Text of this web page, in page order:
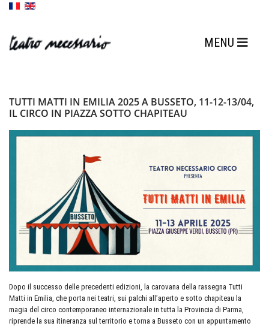
TUTTI MATTI IN EMILIA 2025 A BUSSETO, 11-12-13/04,
IL CIRCO IN PIAZZA SOTTO CHAPITEAU
Dopo il successo delle precedenti edizioni, la carovana della rassegna Tutti
Matti in Emilia, che porta nei teatri, sui palchi all’aperto e sotto chapiteau la
magia del circo contemporaneo internazionale in tutta la Provincia di Parma,
riprende la sua itineranza sul territorio e torna a Busseto con un appuntamento